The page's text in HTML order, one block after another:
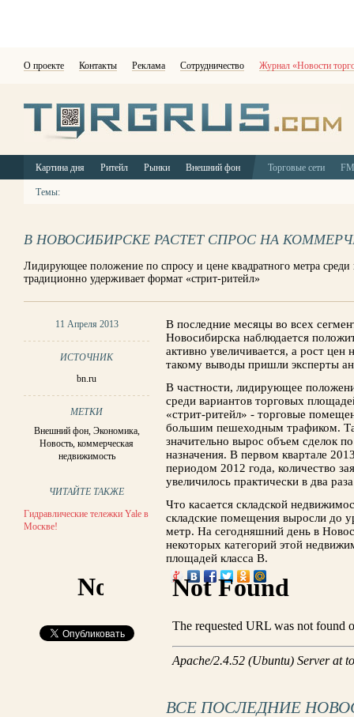
О проекте Контакты Реклама Сотрудничество Журнал «Новости
Картина дня Ритейл Рынки Внешний фон Торговые сети
Темы:
В НОВОСИБИРСКЕ РАСТЕТ СПРОС НА
Лидирующее положение по спросу и цене квадратного метра
традиционно удерживает формат «стрит-ритейл»
11 Апреля 2013
ИСТОЧНИК
bn.ru
МЕТКИ
Внешний фон, Экономика,
Новость,коммерческая
недвижимость
ЧИТАЙТЕ ТАКЖЕ
Гидравлические тележки Yale в
Москве!
В последние месяцы во всех
Новосибирска наблюдается
активно увеличивается, а рост
такому выводы пришли эксперты
В частности, лидирующее
среди вариантов торговых
«стрит-ритейл» - торговые
большим пешеходным трафиком.
значительно вырос объем сделок
назначения. В первом квартале
периодом 2012 года, количество
увеличилось практически в два
Что касается складской
складские помещения выросли до
метр. На сегодняшний день в
некоторых категорий этой
площадей класса В.
ВСЕ ПОСЛЕДНИЕ